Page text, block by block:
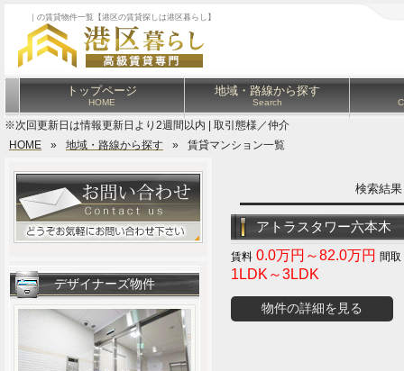
｜の賃貸物件一覧【港区の賃貸探しは港区暮らし】
トップページ
HOME
地域・路線から探す
Search
※次回更新日は情報更新日より2週間以内 | 取引態様／仲介
HOME
» 地域・路線から探す » 賃貸マンション一覧
検索
アトラスタワー六本木
0.0万円～82.0万円
1LDK～3LDK
物件の詳細を見る
デザイナーズ物件